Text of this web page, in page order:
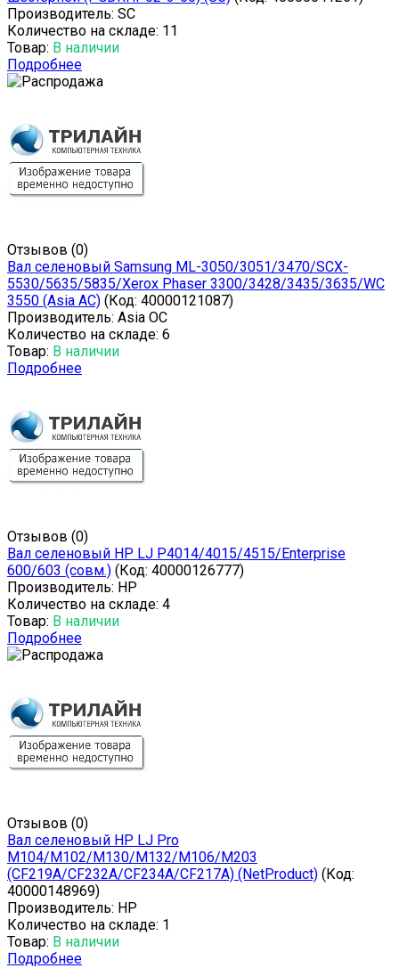
Производитель: SC
Количество на складе: 11
Товар: В наличии
Подробнее
Отзывов (0)
Вал селеновый Samsung ML-3050/3051/3470/SCX-
5530/5635/5835/Xerox Phaser 3300/3428/3435/3635/WC
3550 (Asia AC) (Код: 40000121087)
Производитель: Asia OC
Количество на складе: 6
Товар: В наличии
Подробнее
Отзывов (0)
Вал селеновый HP LJ P4014/4015/4515/Enterprise
600/603 (совм.) (Код: 40000126777)
Производитель: HP
Количество на складе: 4
Товар: В наличии
Подробнее
Отзывов (0)
Вал селеновый HP LJ Pro
M104/M102/M130/M132/M106/M203
(CF219A/CF232A/CF234A/CF217A) (NetProduct) (Код:
40000148969)
Производитель: HP
Количество на складе: 1
Товар: В наличии
Подробнее